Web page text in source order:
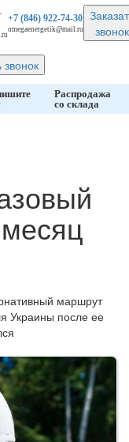
+7 (846)922-74-30
omegaenergetik@mail.ru
звонок
звонок
Распродажа
со склада
маршрут
Украины после ее